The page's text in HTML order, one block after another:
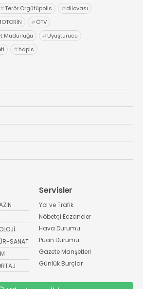
#Terör Örgütüpolis #dilovası
#ÖTV
Müdürlüğü #Uyuşturucu
#hapis
SANAT
Servisler
Yol ve Trafik
Nöbetçi Eczaneler
Hava Durumu
Puan Durumu
Gazete Manşetleri
Günlük Burçlar